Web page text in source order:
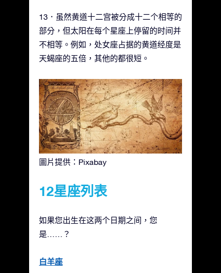
13．虽然黄道十二宫被分成十二个相等的
部分，但太阳在每个星座上停留的时间并
不相等。例如，处女座占据的黄道经度是
天蝎座的五倍，其他的都很短。
圖片提供：Pixabay
12星座列表
如果您出生在这两个日期之间，您
是……？
白羊座